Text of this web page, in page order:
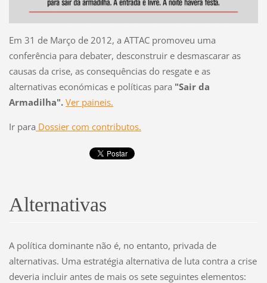
Em 31 de Março de 2012, a ATTAC promoveu uma
conferência para debater, desconstruir e desmascarar as
causas da crise, as consequências do resgate e as
alternativas económicas e políticas para "Sair da
Armadilha". Ver paineis.
Ir para Dossier com contributos.
Alternativas
A política dominante não é, no entanto, privada de
alternativas. Uma estratégia alternativa de luta contra a crise
deveria incluir antes de mais os sete seguintes elementos: